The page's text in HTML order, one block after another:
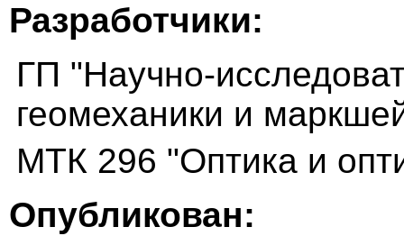
Разработчики:
ГП "Научно-
геомеханики и
МТК 296 "Оптика и
Опубликован: